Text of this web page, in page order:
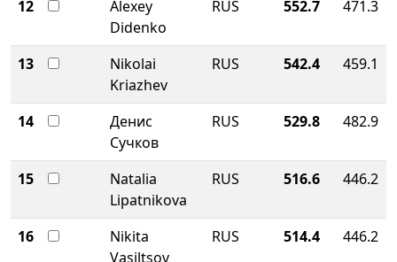
12
Alexey
Didenko
RUS 552.7 471.3
13
Nikolai
Kriazhev
RUS 542.4 459.1
14
Денис
Сучков
RUS 529.8 482.9
15
Natalia
Lipatnikova
RUS 516.6 446.2
16
Nikita
Vasiltsov
RUS 514.4 446.2